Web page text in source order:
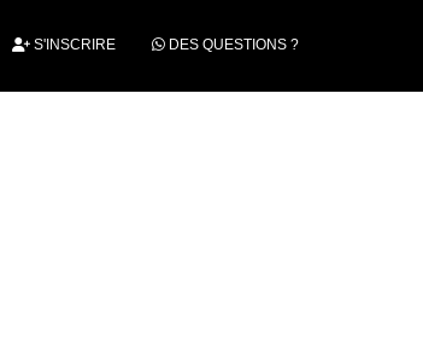
S'INSCRIRE DES QUESTIONS ?